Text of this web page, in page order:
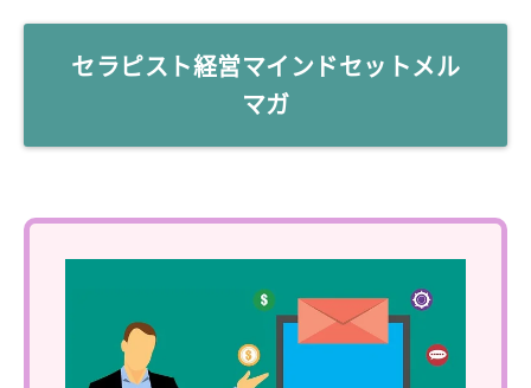
セラピスト経営マインドセットメル
マガ